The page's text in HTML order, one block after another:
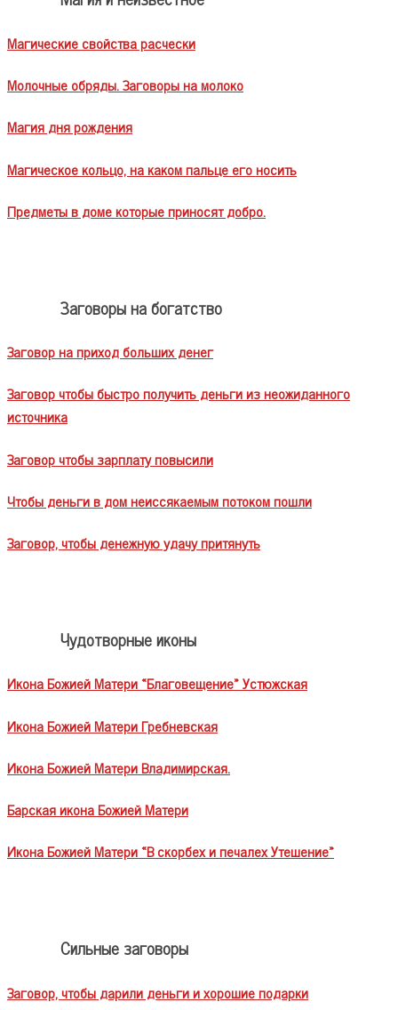
Магические свойства расчески
Молочные обряды. Заговоры на молоко
Магия дня рождения
Магическое кольцо, на каком пальце его носить
Предметы в доме которые приносят добро.
Заговоры на богатство
Заговор на приход больших денег
Заговор чтобы быстро получить деньги из неожиданного
источника
Заговор чтобы зарплату повысили
Чтобы деньги в дом неиссякаемым потоком пошли
Заговор, чтобы денежную удачу притянуть
Чудотворные иконы
Икона Божией Матери «Благовещение» Устюжская
Икона Божией Матери Гребневская
Икона Божией Матери Владимирская.
Барская икона Божией Матери
Икона Божией Матери «В скорбех и печалех Утешение»
Сильные заговоры
Заговор, чтобы дарили деньги и хорошие подарки